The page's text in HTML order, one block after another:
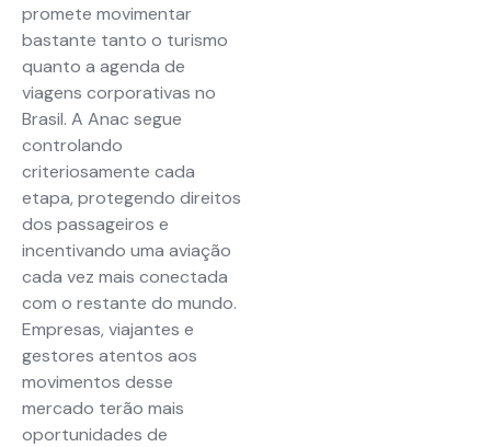
promete movimentar
bastante tanto o turismo
quanto a agenda de
viagens corporativas no
Brasil. A Anac segue
controlando
criteriosamente cada
etapa, protegendo direitos
dos passageiros e
incentivando uma aviação
cada vez mais conectada
com o restante do mundo.
Empresas, viajantes e
gestores atentos aos
movimentos desse
mercado terão mais
oportunidades de